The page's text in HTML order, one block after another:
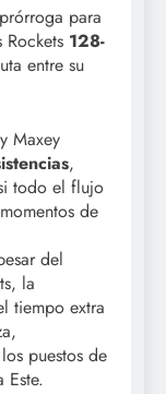
para
128-
entre su
Maxey
,
todo el flujo
de
del
la
tiempo extra
puestos de
Este.